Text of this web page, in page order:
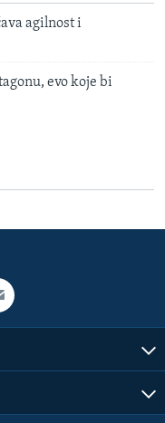
agilnost i
evo koje bi